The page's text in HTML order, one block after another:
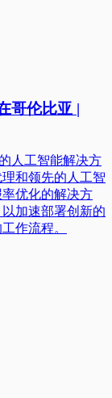
哥伦比亚 |
人工智能解决方
和领先的人工智
优化的解决方
加速部署创新的
作流程。